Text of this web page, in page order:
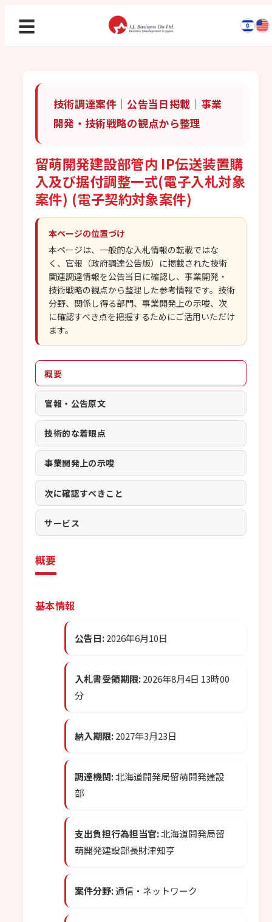
☰
技術調達案件｜公告当日掲載｜事業
開発・技術戦略の観点から整理
留萌開発建設部管内 IP伝送装置購
入及び据付調整一式(電子入札対象
案件) (電子契約対象案件)
本ページの位置づけ
本ページは、一般的な入札情報の転載ではな
く、官報（政府調達公告版）に掲載された技術
関連調達情報を公告当日に確認し、事業開発・
技術戦略の観点から整理した参考情報です。技術
分野、関係し得る部門、事業開発上の示唆、次
に確認すべき点を把握するためにご活用いただけ
ます。
概要
官報・公告原文
技術的な着眼点
事業開発上の示唆
次に確認すべきこと
サービス
概要
基本情報
公告日:2026年6月10日
入札書受領期限:2026年8月4日 13時00
分
納入期限:2027年3月23日
調達機関:北海道開発局留萌開発建設
部
支出負担行為担当官:北海道開発局留
萌開発建設部長財津知亨
案件分野:通信・ネットワーク